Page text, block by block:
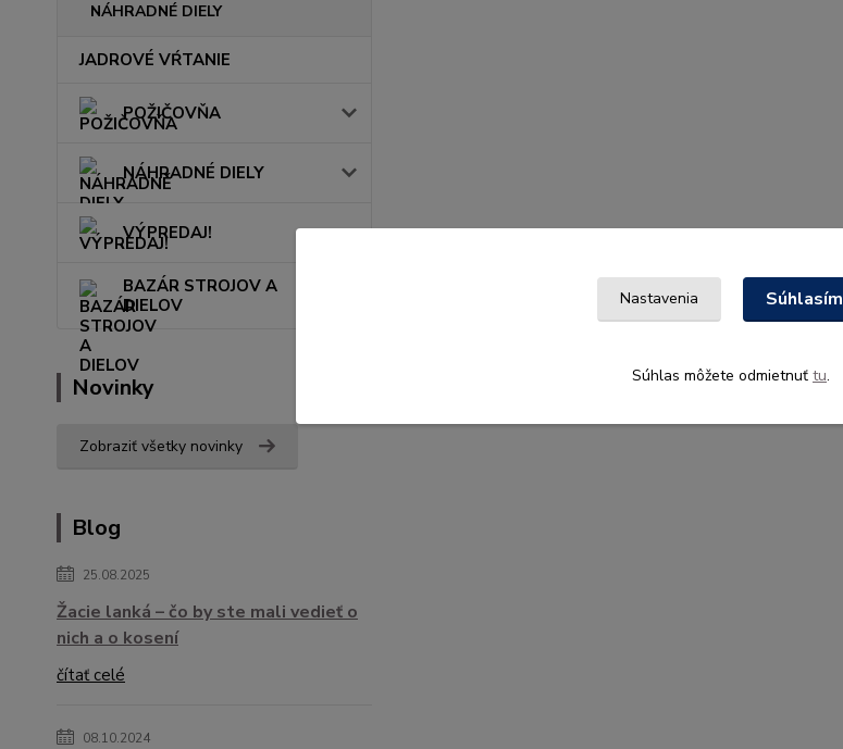
NÁHRADNÉ DIELY
JADROVÉ VŔTANIE
POŽIČOVŇA
NÁHRADNÉ DIELY
VÝPREDAJ!
BAZÁR STROJOV A
DIELOV
Novinky
Zobraziť všetky novinky
Blog
25.08.2025
Žacie lanká – čo by ste mali vedieť o
nich a o kosení
čítať celé
08.10.2024
Nastavenia Súhlasím
Súhlas môžete odmietnuť tu.